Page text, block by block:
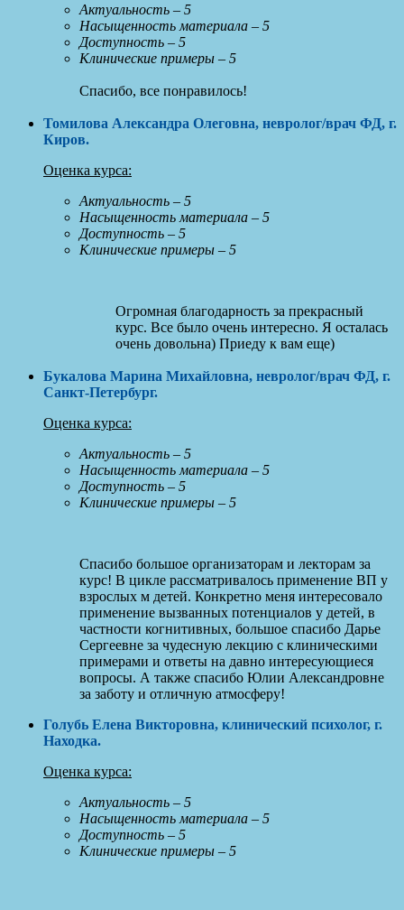
Актуальность – 5
Насыщенность материала – 5
Доступность – 5
Клинические примеры – 5
Спасибо, все понравилось!
Томилова Александра Олеговна, невролог/врач ФД, г.
Киров.
Оценка курса:
Актуальность – 5
Насыщенность материала – 5
Доступность – 5
Клинические примеры – 5
Огромная благодарность за прекрасный
курс. Все было очень интересно. Я осталась
очень довольна) Приеду к вам еще)
Букалова Марина Михайловна, невролог/врач ФД, г.
Санкт-Петербург.
Оценка курса:
Актуальность – 5
Насыщенность материала – 5
Доступность – 5
Клинические примеры – 5
Спасибо большое организаторам и лекторам за
курс! В цикле рассматривалось применение ВП у
взрослых м детей. Конкретно меня интересовало
применение вызванных потенциалов у детей, в
частности когнитивных, большое спасибо Дарье
Сергеевне за чудесную лекцию с клиническими
примерами и ответы на давно интересующиеся
вопросы. А также спасибо Юлии Александровне
за заботу и отличную атмосферу!
Голубь Елена Викторовна, клинический психолог, г.
Находка.
Оценка курса:
Актуальность – 5
Насыщенность материала – 5
Доступность – 5
Клинические примеры – 5